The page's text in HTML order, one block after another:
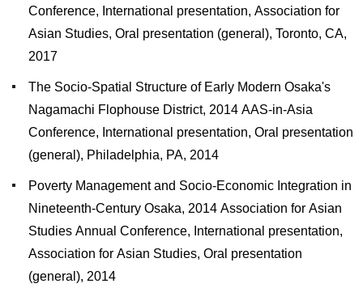
Conference, International presentation, Association for
Asian Studies, Oral presentation (general), Toronto, CA,
2017
The Socio-Spatial Structure of Early Modern Osaka's
Nagamachi Flophouse District, 2014 AAS-in-Asia
Conference, International presentation, Oral presentation
(general), Philadelphia, PA, 2014
Poverty Management and Socio-Economic Integration in
Nineteenth-Century Osaka, 2014 Association for Asian
Studies Annual Conference, International presentation,
Association for Asian Studies, Oral presentation
(general), 2014